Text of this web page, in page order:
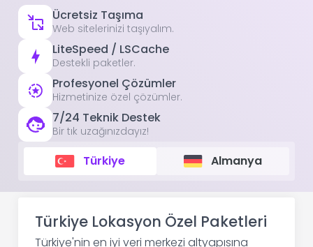
Ücretsiz Taşıma
Web sitelerinizi taşıyalım.
LiteSpeed / LSCache
Destekli paketler.
Profesyonel Çözümler
Hizmetinize özel çözümler.
7/24 Teknik Destek
Bir tık uzağınızdayız!
Türkiye Almanya
Türkiye Lokasyon Özel Paketleri
Türkiye'nin en iyi veri merkezi altyapısına